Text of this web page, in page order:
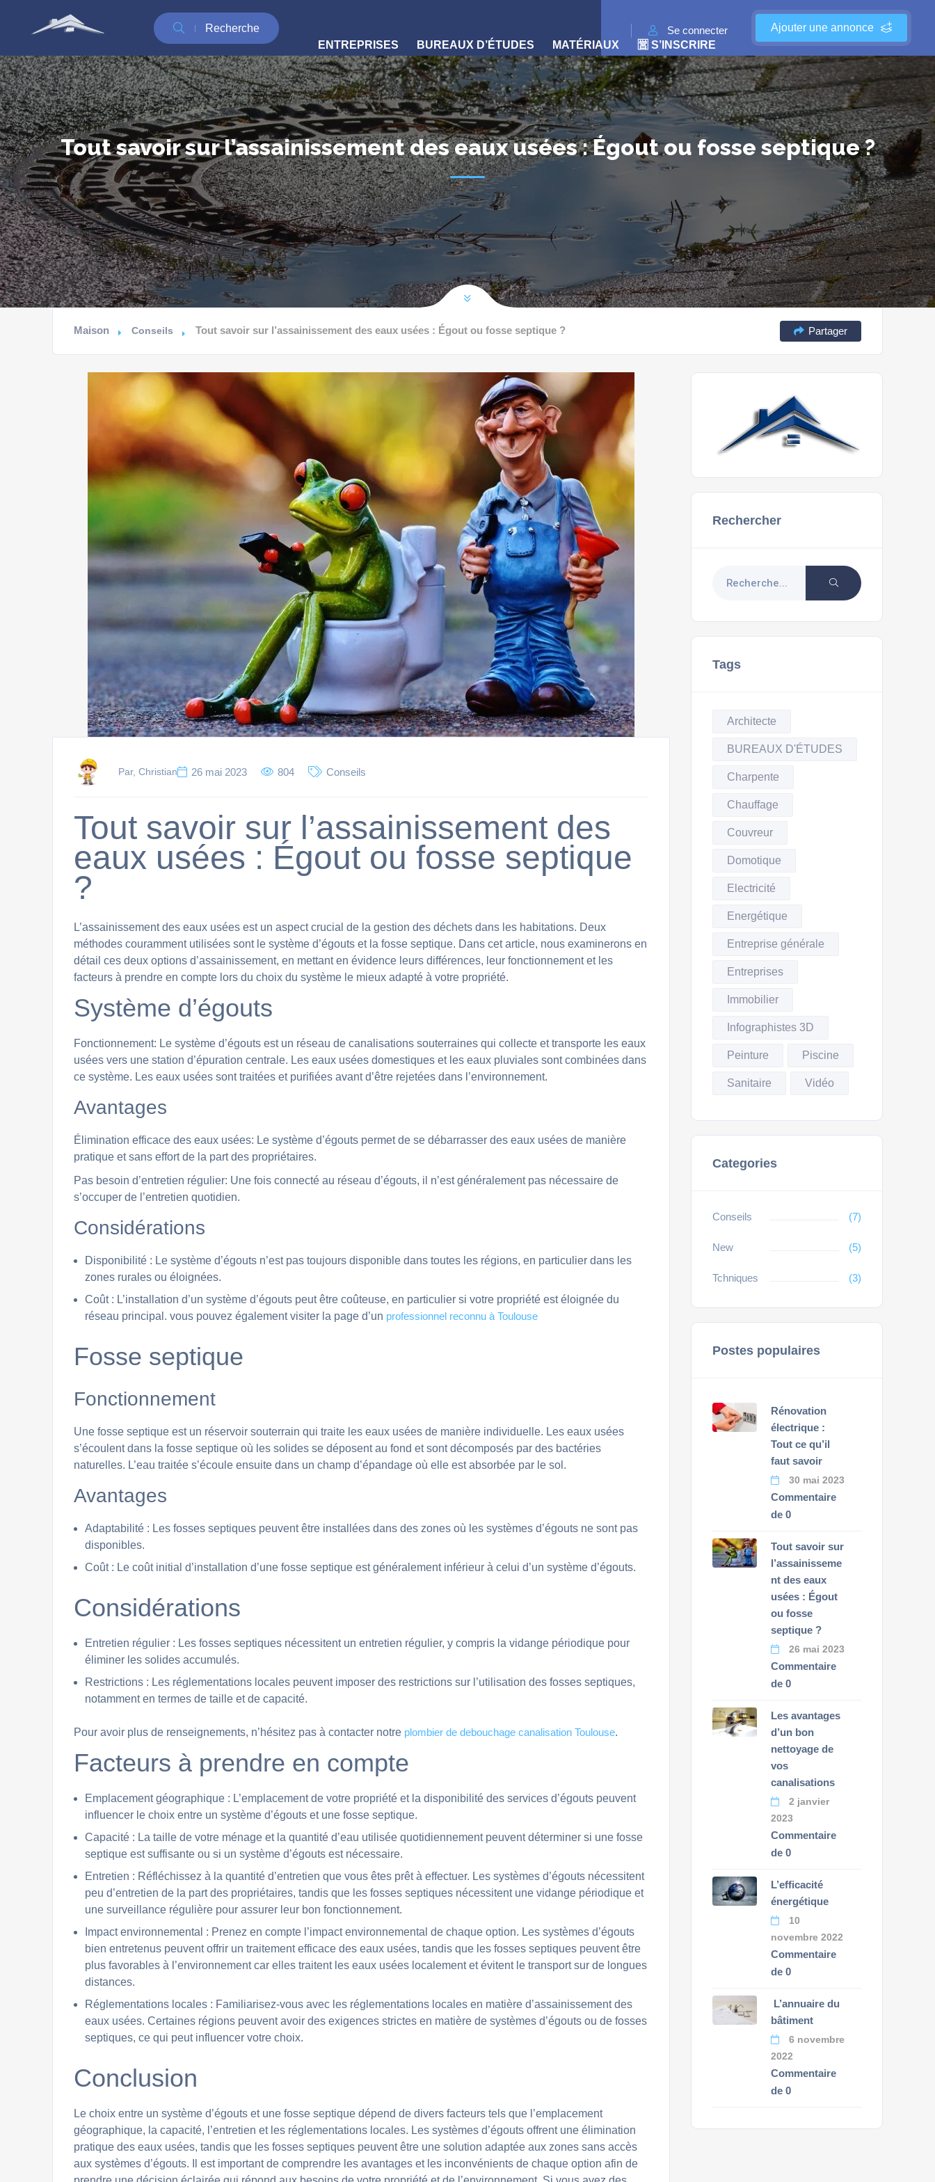
Recherche Ajouter une annonce
Se connecter
ENTREPRISES BUREAUX D’ÉTUDES MATÉRIAUX 🈺 S’INSCRIRE
Tout savoir sur l’assainissement des eaux usées : Égout ou fosse septique ?
Maison Conseils Tout savoir sur l’assainissement des eaux usées : Égout ou fosse septique ? Partager
Par, Christian 26 mai 2023 804 Conseils
Tout savoir sur l’assainissement des
eaux usées : Égout ou fosse septique
?
L’assainissement des eaux usées est un aspect crucial de la gestion des déchets dans les habitations. Deux
méthodes couramment utilisées sont le système d’égouts et la fosse septique. Dans cet article, nous examinerons en
détail ces deux options d’assainissement, en mettant en évidence leurs différences, leur fonctionnement et les
facteurs à prendre en compte lors du choix du système le mieux adapté à votre propriété.
Système d’égouts
Fonctionnement: Le système d’égouts est un réseau de canalisations souterraines qui collecte et transporte les eaux
usées vers une station d’épuration centrale. Les eaux usées domestiques et les eaux pluviales sont combinées dans
ce système. Les eaux usées sont traitées et purifiées avant d’être rejetées dans l’environnement.
Avantages
Élimination efficace des eaux usées: Le système d’égouts permet de se débarrasser des eaux usées de manière
pratique et sans effort de la part des propriétaires.
Pas besoin d’entretien régulier: Une fois connecté au réseau d’égouts, il n’est généralement pas nécessaire de
s’occuper de l’entretien quotidien.
Considérations
Disponibilité : Le système d’égouts n’est pas toujours disponible dans toutes les régions, en particulier dans les
zones rurales ou éloignées.
Coût : L’installation d’un système d’égouts peut être coûteuse, en particulier si votre propriété est éloignée du
réseau principal. vous pouvez également visiter la page d’un professionnel reconnu à Toulouse
Fosse septique
Fonctionnement
Une fosse septique est un réservoir souterrain qui traite les eaux usées de manière individuelle. Les eaux usées
s’écoulent dans la fosse septique où les solides se déposent au fond et sont décomposés par des bactéries
naturelles. L’eau traitée s’écoule ensuite dans un champ d’épandage où elle est absorbée par le sol.
Avantages
Adaptabilité : Les fosses septiques peuvent être installées dans des zones où les systèmes d’égouts ne sont pas
disponibles.
Coût : Le coût initial d’installation d’une fosse septique est généralement inférieur à celui d’un système d’égouts.
Considérations
Entretien régulier : Les fosses septiques nécessitent un entretien régulier, y compris la vidange périodique pour
éliminer les solides accumulés.
Restrictions : Les réglementations locales peuvent imposer des restrictions sur l’utilisation des fosses septiques,
notamment en termes de taille et de capacité.
Pour avoir plus de renseignements, n’hésitez pas à contacter notre plombier de debouchage canalisation Toulouse.
Facteurs à prendre en compte
Emplacement géographique : L’emplacement de votre propriété et la disponibilité des services d’égouts peuvent
influencer le choix entre un système d’égouts et une fosse septique.
Capacité : La taille de votre ménage et la quantité d’eau utilisée quotidiennement peuvent déterminer si une fosse
septique est suffisante ou si un système d’égouts est nécessaire.
Entretien : Réfléchissez à la quantité d’entretien que vous êtes prêt à effectuer. Les systèmes d’égouts nécessitent
peu d’entretien de la part des propriétaires, tandis que les fosses septiques nécessitent une vidange périodique et
une surveillance régulière pour assurer leur bon fonctionnement.
Impact environnemental : Prenez en compte l’impact environnemental de chaque option. Les systèmes d’égouts
bien entretenus peuvent offrir un traitement efficace des eaux usées, tandis que les fosses septiques peuvent être
plus favorables à l’environnement car elles traitent les eaux usées localement et évitent le transport sur de longues
distances.
Réglementations locales : Familiarisez-vous avec les réglementations locales en matière d’assainissement des
eaux usées. Certaines régions peuvent avoir des exigences strictes en matière de systèmes d’égouts ou de fosses
septiques, ce qui peut influencer votre choix.
Conclusion
Le choix entre un système d’égouts et une fosse septique dépend de divers facteurs tels que l’emplacement
géographique, la capacité, l’entretien et les réglementations locales. Les systèmes d’égouts offrent une élimination
pratique des eaux usées, tandis que les fosses septiques peuvent être une solution adaptée aux zones sans accès
aux systèmes d’égouts. Il est important de comprendre les avantages et les inconvénients de chaque option afin de
Rechercher
Tags
Architecte
BUREAUX D'ÉTUDES
Charpente
Chauffage
Couvreur
Domotique
Electricité
Energétique
Entreprise générale
Entreprises
Immobilier
Infographistes 3D
Peinture Piscine
Sanitaire Vidéo
Categories
Conseils (7)
New (5)
Tchniques (3)
Postes populaires
Rénovation
électrique :
Tout ce qu’il
faut savoir
30 mai 2023
Commentaire
de 0
Tout savoir sur
l’assainisseme
nt des eaux
usées : Égout
ou fosse
septique ?
26 mai 2023
Commentaire
de 0
Les avantages
d’un bon
nettoyage de
vos
canalisations
2 janvier
2023
Commentaire
de 0
L’efficacité
énergétique
10
novembre 2022
Commentaire
de 0
L’annuaire du
bâtiment
6 novembre
2022
Commentaire
de 0